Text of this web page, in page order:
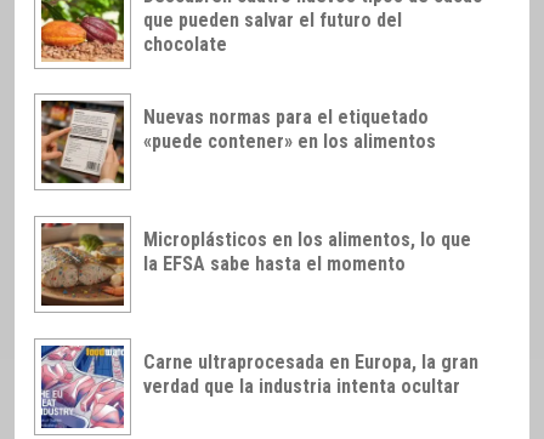
que pueden salvar el futuro del
chocolate
Nuevas normas para el etiquetado
«puede contener» en los alimentos
Microplásticos en los alimentos, lo que
la EFSA sabe hasta el momento
Carne ultraprocesada en Europa, la gran
verdad que la industria intenta ocultar